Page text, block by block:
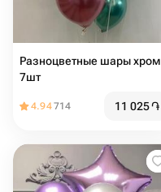
Разноцветные шары хром
7шт
4.94714 11 025֏